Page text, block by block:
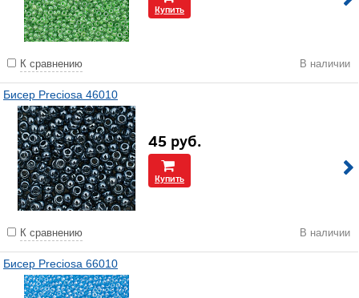
Купить
К сравнению В наличии
Бисер Preciosa 46010
45 руб.
Купить
К сравнению В наличии
Бисер Preciosa 66010